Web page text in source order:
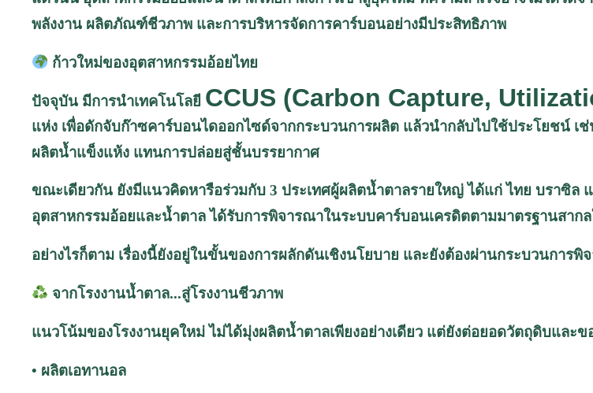
พลังงาน ผลิตภัณฑ์ชีวภาพ และการบริหารจัดการคาร์บอนอย่างมีประสิทธิภาพ
ก้าวใหม่ของอุตสาหกรรมอ้อยไทย
ปัจจุบัน มีการนำเทคโนโลยี CCUS (Carbon Capture,
แห่ง เพื่อดักจับก๊าซคาร์บอนไดออกไซด์จากกระบวนการผลิต แล้วนำกลับไปใช้ประโยชน์ เ
ผลิตน้ำแข็งแห้ง แทนการปล่อยสู่ชั้นบรรยากาศ
ขณะเดียวกัน ยังมีแนวคิดหารือร่วมกับ 3 ประเทศผู้ผลิตน้ำตาลรายใหญ่ ได้แก่ ไทย บราซิล
อุตสาหกรรมอ้อยและน้ำตาล ได้รับการพิจารณาในระบบคาร์บอนเครดิตตามมาตรฐานสาก
อย่างไรก็ตาม เรื่องนี้ยังอยู่ในขั้นของการผลักดันเชิงนโยบาย และยังต้องผ่านกระบวนการ
จากโรงงานน้ำตาล...สู่โรงงานชีวภาพ
แนวโน้มของโรงงานยุคใหม่ ไม่ได้มุ่งผลิตน้ำตาลเพียงอย่างเดียว แต่ยังต่อยอดวัตถุดิบและข
• ผลิตเอทานอล